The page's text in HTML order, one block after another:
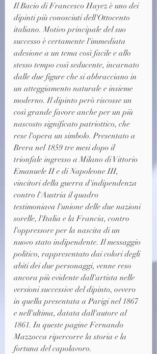
Il Bacio di Francesco Hayez è uno dei
dipinti più conosciuti dell'Ottocento
italiano. Motivo principale del suo
successo è certamente l'immediata
adesione a un tema così facile e allo
stesso tempo così seducente, incarnato
dalle due figure che si abbracciano in
un atteggiamento naturale e insieme
moderno. Il dipinto però riscosse un
così grande favore anche per un più
nascosto significato patriottico, che
rese l'opera un simbolo. Presentato a
Brera nel 1859 tre mesi dopo il
trionfale ingresso a Milano di Vittorio
Emanuele II e di Napoleone III,
vincitori della guerra d'indipendenza
contro l'Austria il quadro
testimoniava l'unione delle due nazioni
sorelle, l'Italia e la Francia, contro
l'oppressore per la nascita di un
nuovo stato indipendente. Il messaggio
politico, rappresentato dai colori degli
abiti dei due personaggi, venne reso
ancora più evidente dall'artista nelle
versioni successive del dipinto, ovvero
in quella presentata a Parigi nel 1867
e nell'ultima, datata dall'autore al
1861. In queste pagine Fernando
Mazzocca ripercorre la storia e la
fortuna del capolavoro.